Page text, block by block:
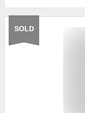
SOLD